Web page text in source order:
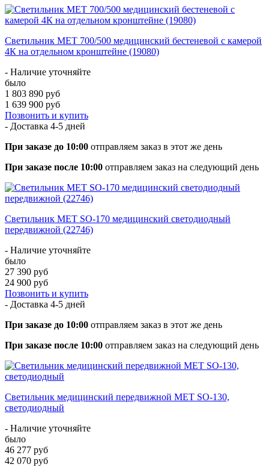
Светильник МЕТ 700/500 медицинский бестеневой с камерой
4К на отдельном кронштейне (19080)
- Наличие уточняйте
было
1 803 890 руб
1 639 900 руб
Позвонить и купить
- Доставка 4-5 дней
При заказе до 10:00 отправляем заказ в этот же день
При заказе после 10:00 отправляем заказ на следующий день
Светильник MET SO-170 медицинский светодиодный
передвижной (22746)
- Наличие уточняйте
было
27 390 руб
24 900 руб
Позвонить и купить
- Доставка 4-5 дней
При заказе до 10:00 отправляем заказ в этот же день
При заказе после 10:00 отправляем заказ на следующий день
Светильник медицинский передвижной МЕТ SO-130,
светодиодный
- Наличие уточняйте
было
46 277 руб
42 070 руб